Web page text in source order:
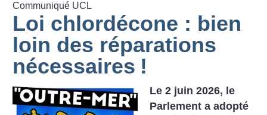
Communiqué UCL
Loi chlordécone : bien
loin des réparations
nécessaires !
Le 2 juin 2026, le
Parlement a adopté